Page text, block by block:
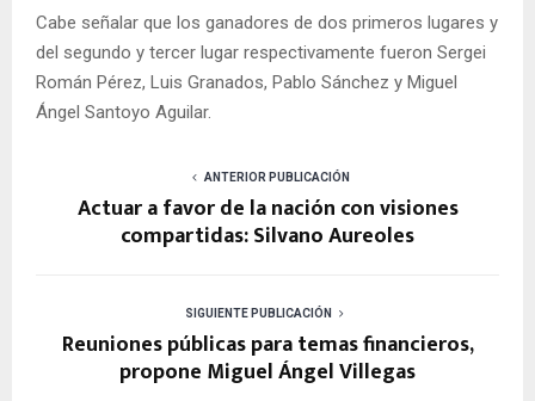
Cabe señalar que los ganadores de dos primeros lugares y
del segundo y tercer lugar respectivamente fueron Sergei
Román Pérez, Luis Granados, Pablo Sánchez y Miguel
Ángel Santoyo Aguilar.
ANTERIOR PUBLICACIÓN
Actuar a favor de la nación con visiones
compartidas: Silvano Aureoles
SIGUIENTE PUBLICACIÓN
Reuniones públicas para temas financieros,
propone Miguel Ángel Villegas